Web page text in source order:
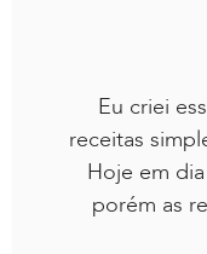
Eu criei
receitas
Hoje em
porém as